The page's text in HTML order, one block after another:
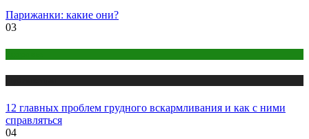
Парижанки: какие они?
03
12 главных проблем грудного вскармливания и как с ними
справляться
04